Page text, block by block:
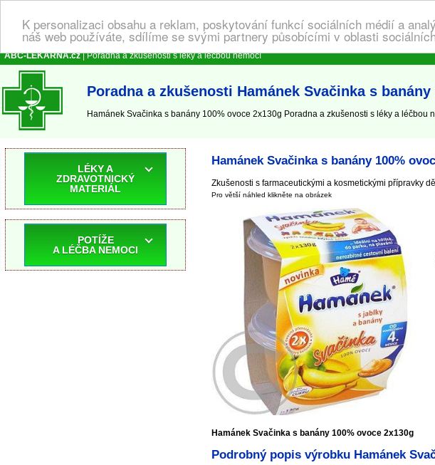
K personalizaci obsahu a reklam, poskytování funkcí sociálních médií a
náš web používáte, sdílíme se svými partnery působícími v oblasti
ABC-LEKARNA.cz| Poradna a zkušenosti s léky a léčbou nemocí
Poradna a zkušenosti Hamánek Svačinka s banány
Hamánek Svačinka s banány 100% ovoce 2x130g Poradna a zkušenosti s léky a
Hamánek Svačinka s banány 100%
Zkušenosti s farmaceutickými a kosmetickými přípravky
Pro větší náhled klikněte na obrázek
Hamánek Svačinka s banány 100% ovoce 2x130g
Podrobný popis výrobku Hamánek
LÉKY A
ZDRAVOTNICKÝ
MATERIÁL
POTÍŽE
A LÉČBA NEMOCI